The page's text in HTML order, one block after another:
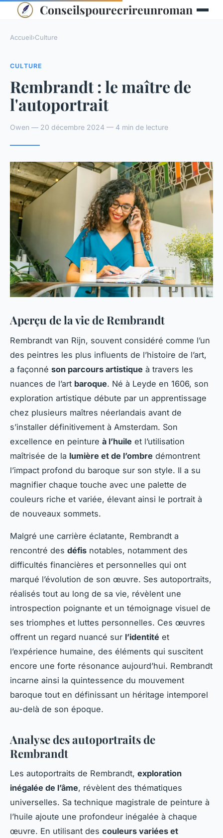
Conseilspourecrireunroman
Accueil›Culture
CULTURE
Rembrandt : le maître de
l'autoportrait
Owen — 20 décembre 2024 — 4 min de lecture
Aperçu de la vie de Rembrandt
Rembrandt van Rijn, souvent considéré comme l’un
des peintres les plus influents de l’histoire de l’art,
a façonné son parcours artistique à travers les
nuances de l’art baroque. Né à Leyde en 1606, son
exploration artistique débute par un apprentissage
chez plusieurs maîtres néerlandais avant de
s’installer définitivement à Amsterdam. Son
excellence en peinture à l’huile et l’utilisation
maîtrisée de la lumière et de l’ombre démontrent
l’impact profond du baroque sur son style. Il a su
magnifier chaque touche avec une palette de
couleurs riche et variée, élevant ainsi le portrait à
de nouveaux sommets.
Malgré une carrière éclatante, Rembrandt a
rencontré des défis notables, notamment des
difficultés financières et personnelles qui ont
marqué l’évolution de son œuvre. Ses autoportraits,
réalisés tout au long de sa vie, révèlent une
introspection poignante et un témoignage visuel de
ses triomphes et luttes personnelles. Ces œuvres
offrent un regard nuancé sur l’identité et
l’expérience humaine, des éléments qui suscitent
encore une forte résonance aujourd’hui. Rembrandt
incarne ainsi la quintessence du mouvement
baroque tout en définissant un héritage intemporel
au-delà de son époque.
Analyse des autoportraits de
Rembrandt
Les autoportraits de Rembrandt, exploration
inégalée de l’âme, révèlent des thématiques
universelles. Sa technique magistrale de peinture à
l’huile ajoute une profondeur inégalée à chaque
œuvre. En utilisant des couleurs variées et